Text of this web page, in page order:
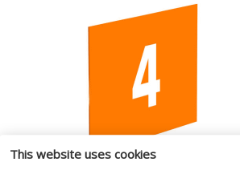
This website uses cookies